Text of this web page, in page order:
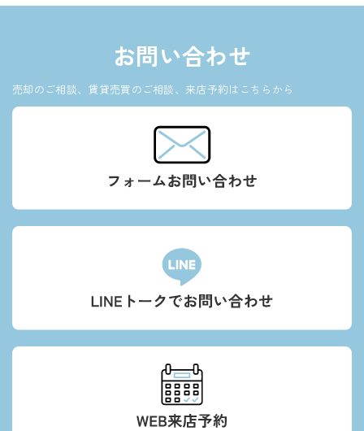
お問い合わせ
売却のご相談、賃貸売買のご相談、来店予約はこちらから